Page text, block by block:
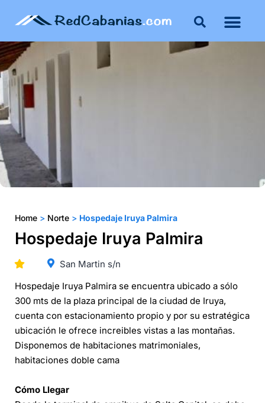
Home > Norte > Hospedaje Iruya Palmira
Hospedaje Iruya Palmira
San Martin s/n
Hospedaje Iruya Palmira se encuentra ubicado a sólo
300 mts de la plaza principal de la ciudad de Iruya,
cuenta con estacionamiento propio y por su estratégica
ubicación le ofrece increibles vistas a las montañas.
Disponemos de habitaciones matrimoniales,
habitaciones doble cama
Cómo Llegar